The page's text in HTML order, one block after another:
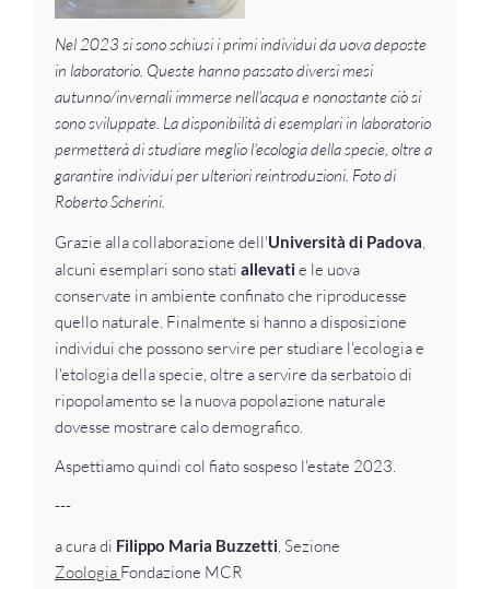
Nel 2023 si sono schiusi i primi individui da uova deposte
in laboratorio. Queste hanno passato diversi mesi
autunno/invernali immerse nell'acqua e nonostante ciò si
sono sviluppate. La disponibilità di esemplari in laboratorio
permetterà di studiare meglio l'ecologia della specie, oltre a
garantire individui per ulteriori reintroduzioni. Foto di
Roberto Scherini.
Grazie alla collaborazione dell'Università di Padova
alcuni esemplari sono stati allevatie le uova
conservate in ambiente confinato che riproducesse
quello naturale. Finalmente si hanno a disposizione
individui che possono servire per studiare l'ecologia e
l'etologia della specie, oltre a servire da serbatoio di
ripopolamento se la nuova popolazione naturale
dovesse mostrare calo demografico.
Aspettiamo quindi col fiato sospeso l'estate 2023.
---
a cura di Filippo Maria Buzzetti , Sezione
Zoologia Fondazione MCR